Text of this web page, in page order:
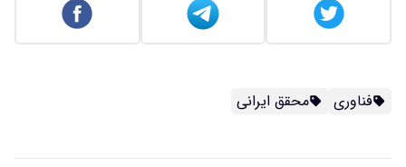
فناوری محقق ایرانی